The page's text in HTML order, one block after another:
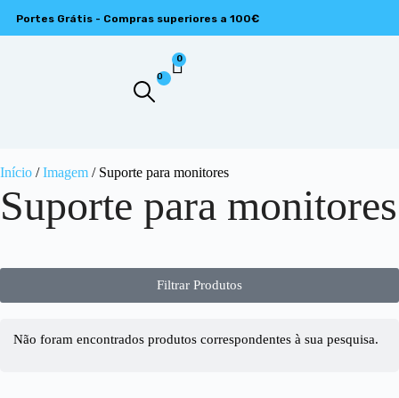
Portes Grátis - Compras superiores a 100€
0
0
Início /Imagem / Suporte para monitores
Suporte para monitores
Filtrar Produtos
Não foram encontrados produtos correspondentes à sua pesquisa.